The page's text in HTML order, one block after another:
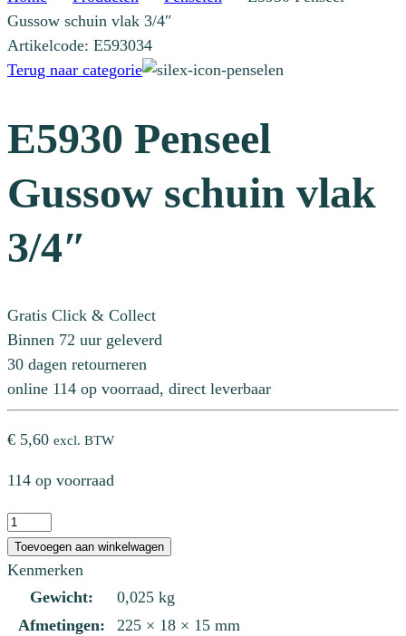
Gussow schuin vlak 3/4″
Artikelcode: E593034
Terug naar categorie
E5930 Penseel
Gussow schuin vlak
3/4″
Gratis Click & Collect
Binnen 72 uur geleverd
30 dagen retourneren
online 114 op voorraad, direct leverbaar
€ 5,60 excl. BTW
114 op voorraad
E5930
Penseel
Gussow
schuin
vlak
Toevoegen aan winkelwagen
Kenmerken
Gewicht:
0,025 kg
Afmetingen:
225 × 18 × 15 mm